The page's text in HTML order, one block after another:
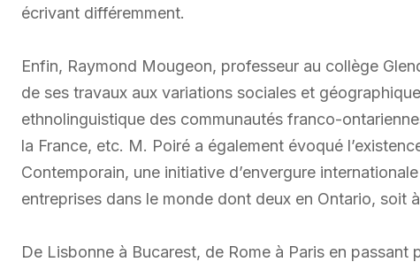
écrivant différemment.
Enfin, Raymond Mougeon, professeur au collège
de ses travaux aux variations sociales et
ethnolinguistique des communautés franco-
la France, etc. M. Poiré a également évoqué
Contemporain, une initiative d’envergure
entreprises dans le monde dont deux en Ontario, soit
De Lisbonne à Bucarest, de Rome à Paris en